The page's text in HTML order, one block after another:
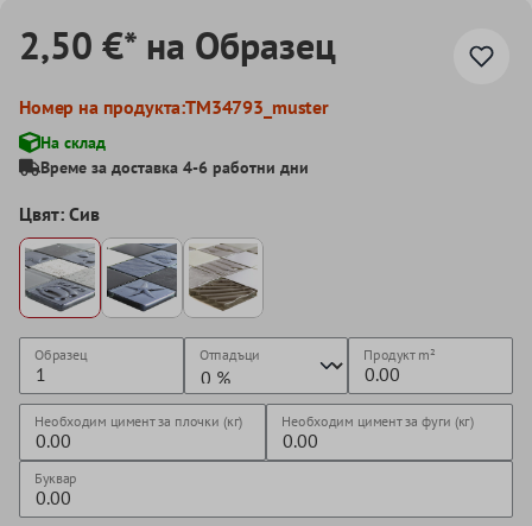
2,50 €* на Образец
Номер на продукта:TM34793_muster
На склад
Време за доставка 4-6 работни дни
Цвят: Сив
Образец Отпадъци Продуктm²
Необходим цимент за плочки (кг) Необходим цимент за фуги (кг)
Буквар